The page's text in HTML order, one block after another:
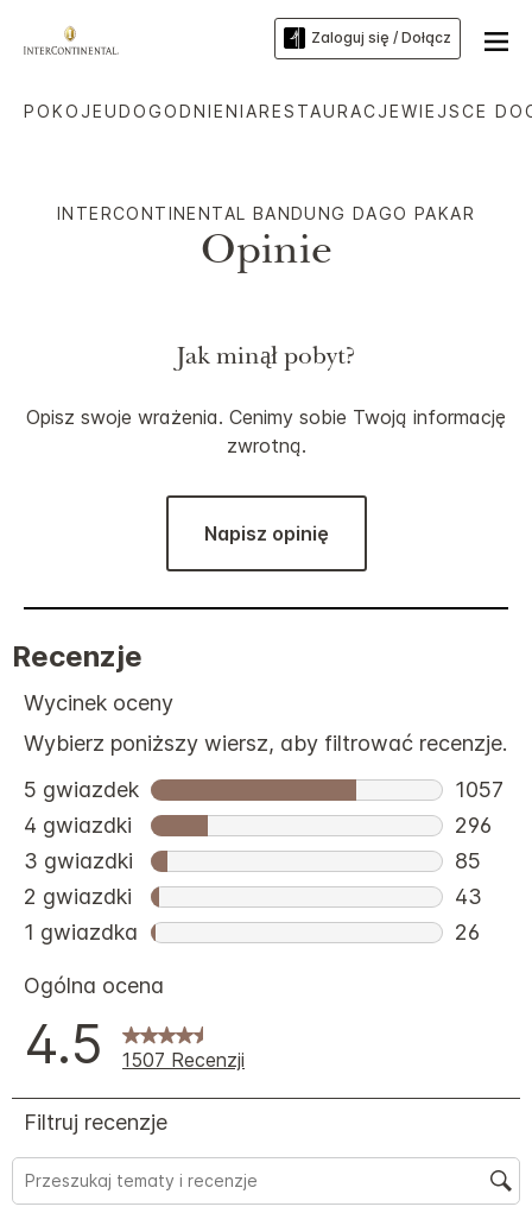
Zaloguj się / Dołącz
POKOJEUDOGODNIENIARESTAURACJEWIEJSCE
INTERCONTINENTAL BANDUNG DAGO PAKAR
Opinie
Jak minął pobyt?
Opisz swoje wrażenia. Cenimy sobie Twoją informację
zwrotną.
Napisz opinię